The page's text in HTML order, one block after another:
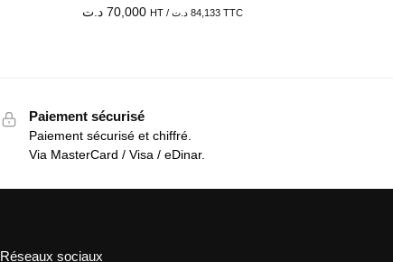
70,000 د.ت HT / 84,133 د.ت TTC
Paiement sécurisé
Paiement sécurisé et chiffré.
Via MasterCard / Visa / eDinar.
Réseaux sociaux